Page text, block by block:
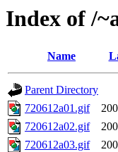
Index of /
Name
Parent Directory
720612a01.gif
720612a02.gif
720612a03.gif